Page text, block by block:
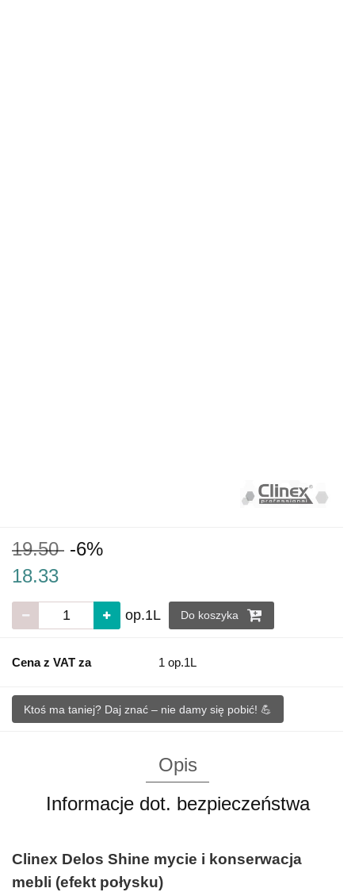
19.50 -6%
18.33
op.1L Do koszyka
Cena z VAT za 1 op.1L
Ktoś ma taniej? Daj znać – nie damy się pobić! 💪
Opis
Informacje dot. bezpieczeństwa
Clinex Delos Shine mycie i konserwacja
mebli (efekt połysku)